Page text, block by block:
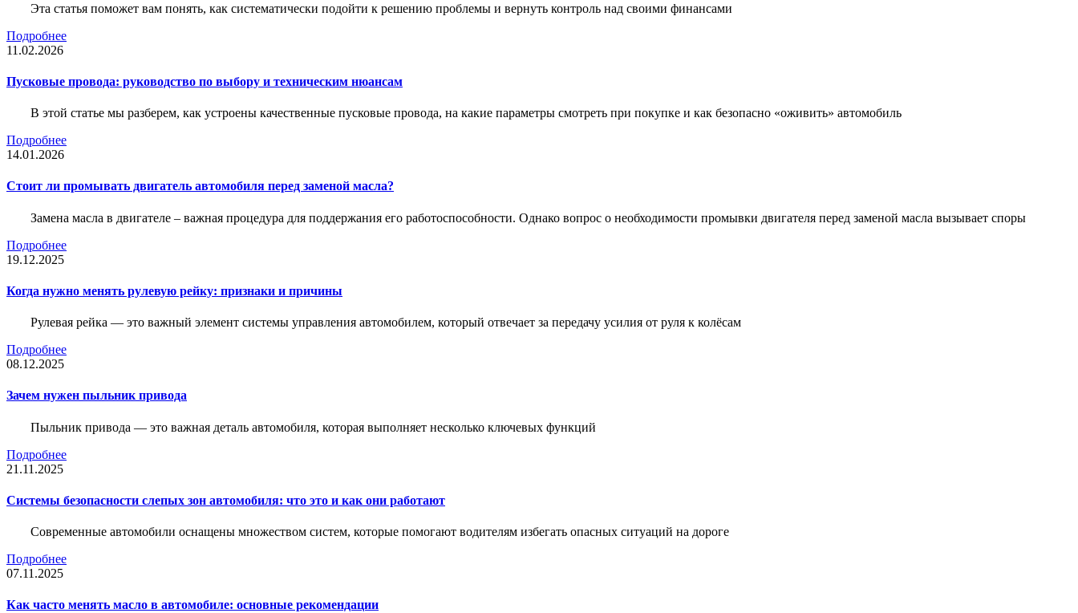
Эта статья поможет вам понять, как систематически подойти к решению проблемы и вернуть контроль над своими финансами
Подробнее
11.02.2026
Пусковые провода: руководство по выбору и техническим нюансам
В этой статье мы разберем, как устроены качественные пусковые провода, на какие параметры смотреть при покупке и как безопасно «оживить» автомобиль
Подробнее
14.01.2026
Стоит ли промывать двигатель автомобиля перед заменой масла?
Замена масла в двигателе – важная процедура для поддержания его работоспособности. Однако вопрос о необходимости промывки двигателя перед заменой масла вызывает споры
Подробнее
19.12.2025
Когда нужно менять рулевую рейку: признаки и причины
Рулевая рейка — это важный элемент системы управления автомобилем, который отвечает за передачу усилия от руля к колёсам
Подробнее
08.12.2025
Зачем нужен пыльник привода
Пыльник привода — это важная деталь автомобиля, которая выполняет несколько ключевых функций
Подробнее
21.11.2025
Системы безопасности слепых зон автомобиля: что это и как они работают
Современные автомобили оснащены множеством систем, которые помогают водителям избегать опасных ситуаций на дороге
Подробнее
07.11.2025
Как часто менять масло в автомобиле: основные рекомендации